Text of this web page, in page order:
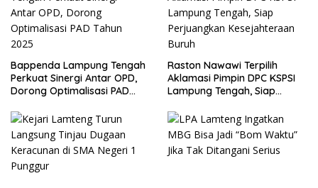
Bappenda Lampung Tengah
Perkuat Sinergi Antar OPD,
Dorong Optimalisasi PAD
Raston Nawawi Terpilih
Aklamasi Pimpin DPC KSPSI
Lampung Tengah, Siap
Buruh